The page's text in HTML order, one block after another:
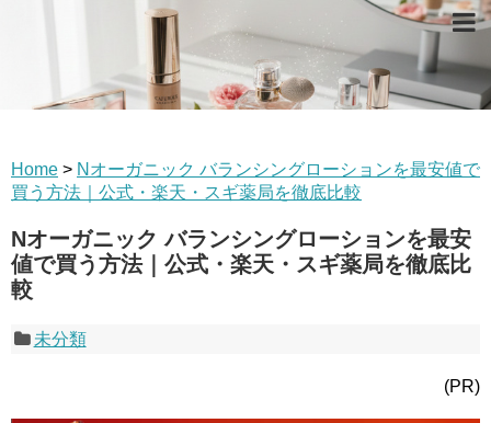
Home > Nオーガニック バランシングローションを最安値で
買う方法｜公式・楽天・スギ薬局を徹底比較
Nオーガニック バランシングローションを最安
値で買う方法｜公式・楽天・スギ薬局を徹底比
較
未分類
(PR)